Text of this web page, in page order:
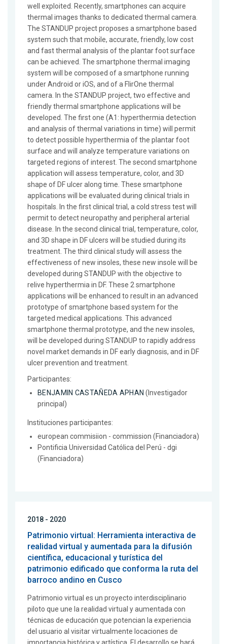
well exploited. Recently, smartphones can acquire
thermal images thanks to dedicated thermal camera.
The STANDUP project proposes a smartphone based
system such that mobile, accurate, friendly, low cost
and fast thermal analysis of the plantar foot surface
can be achieved. The smartphone thermal imaging
system will be composed of a smartphone running
under Android or iOS, and of a FlirOne thermal
camera. In the STANDUP project, two effective and
friendly thermal smartphone applications will be
developed. The first one (A1: hyperthermia detection
and analysis of thermal variations in time) will permit
to detect possible hyperthermia of the plantar foot
surface and will analyze temperature variations on
targeted regions of interest. The second smartphone
application will assess temperature, color, and 3D
shape of DF ulcer along time. These smartphone
applications will be evaluated during clinical trials in
hospitals. In the first clinical trial, a cold stress test will
permit to detect neuropathy and peripheral arterial
disease. In the second clinical trial, temperature, color,
and 3D shape in DF ulcers will be studied during its
treatment. The third clinical study will assess the
effectiveness of new insoles, these new insole will be
developed during STANDUP with the objective to
relive hyperthermia in DF. These 2 smartphone
applications will be enhanced to result in an advanced
prototype of smartphone based system for the
targeted medical applications. This advanced
smartphone thermal prototype, and the new insoles,
will be developed during STANDUP to rapidly address
novel market demands in DF early diagnosis, and in DF
ulcer prevention and treatment.
Participantes:
BENJAMIN CASTAÑEDA APHAN (Investigador
principal)
Instituciones participantes:
european commisiion - commission (Financiadora)
Pontificia Universidad Católica del Perú - dgi
(Financiadora)
2018 - 2020
Patrimonio virtual: Herramienta interactiva de
realidad virtual y aumentada para la difusión
científica, educacional y turística del
patrimonio edificado que conforma la ruta del
barroco andino en Cusco
Patrimonio virtual es un proyecto interdisciplinario
piloto que une la realidad virtual y aumentada con
técnicas de educación que potencian la experiencia
del usuario al visitar virtualmente locaciones de